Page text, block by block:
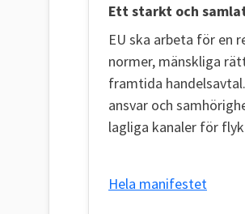
Ett starkt och
EU ska arbeta för en
normer, mänskliga
framtida
ansvar och
lagliga kanaler för
Hela manifestet